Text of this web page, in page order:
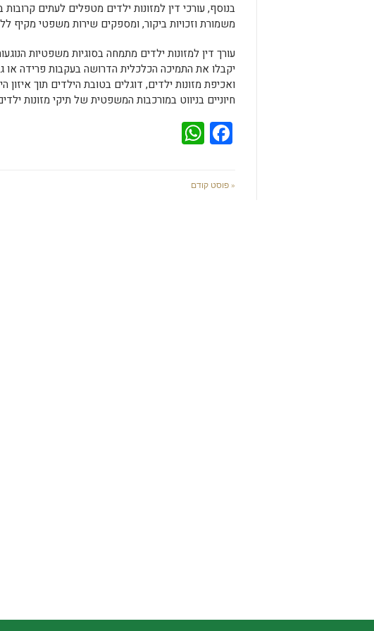
בנוסף, עורכי דין למזונות ילדים מטפלים לעתים
משמורת וזכויות ביקור, ומספקים שירות משפטי מקיף
עורך דין למזונות ילדים מתמחה בסוגיות משפטיות
יקבלו את התמיכה הכלכלית הדרושה בעקבות פרידה או
ואכיפת מזונות ילדים, דוגלים בטובת הילדים תוך
חיוניים בניווט במורכבות המשפטית של תיקי מזונות
Facebook
« פוסט קודם